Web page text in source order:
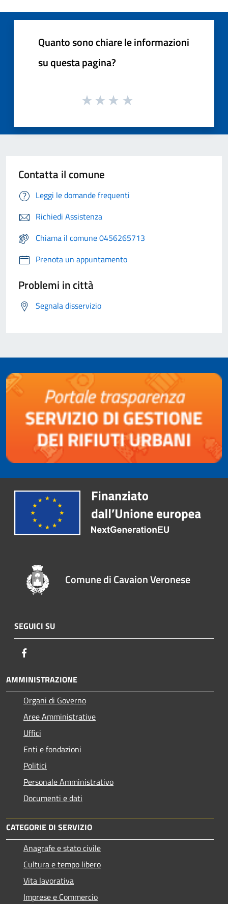
Quanto sono chiare le informazioni
su questa pagina?
Contatta il comune
Leggi le domande frequenti
Richiedi Assistenza
Chiama il comune 0456265713
Prenota un appuntamento
Problemi in città
Segnala disservizio
Comune di Cavaion Veronese
SEGUICI SU
AMMINISTRAZIONE
Organi di Governo
Aree Amministrative
Uffici
Enti e fondazioni
Politici
Personale Amministrativo
Documenti e dati
CATEGORIE DI SERVIZIO
Anagrafe e stato civile
Cultura e tempo libero
Vita lavorativa
Imprese e Commercio